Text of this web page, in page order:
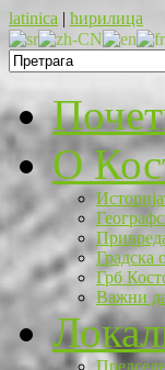
latinica | ћирилица
O
Градска
Грб
Важни